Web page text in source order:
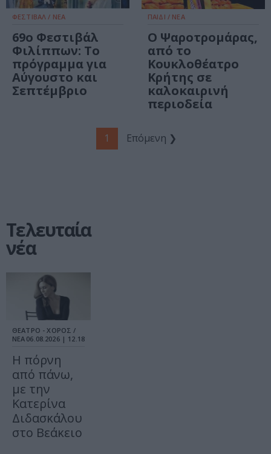
ΦΕΣΤΙΒΑΛ / ΝΕΑ
69ο Φεστιβάλ
Φιλίππων: Το
πρόγραμμα για
Αύγουστο και
Σεπτέμβριο
ΠΑΙΔΙ / ΝΕΑ
Ο Ψαροτρομάρας,
από το
Κουκλοθέατρο
Κρήτης σε
καλοκαιρινή
περιοδεία
1 Επόμενη ❯
Τελευταία
νέα
ΘΕΑΤΡΟ - ΧΟΡΟΣ /
ΝΕΑ 06.08.2026 | 12.18
Η πόρνη
από πάνω,
με την
Κατερίνα
Διδασκάλου
στο Βεάκειο